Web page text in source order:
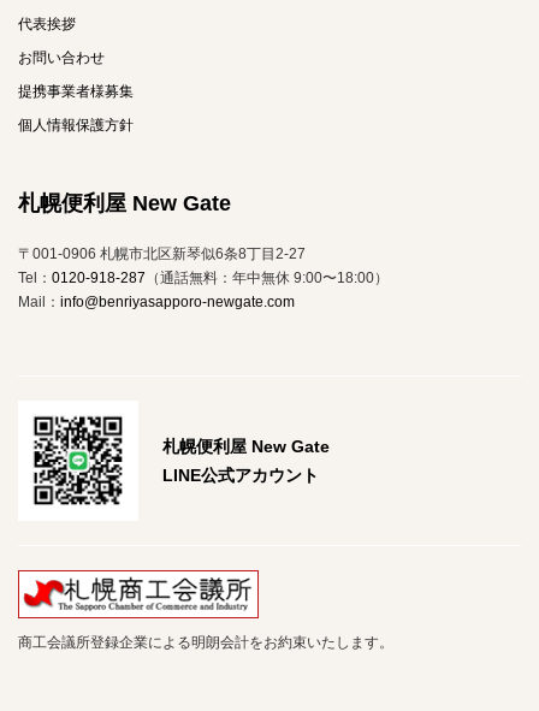
代表挨拶
お問い合わせ
提携事業者様募集
個人情報保護方針
札幌便利屋 New Gate
〒001-0906 札幌市北区新琴似6条8丁目2-27
Tel： 0120-918-287 （通話無料：年中無休 9:00〜18:00）
Mail： info@benriyasapporo-newgate.com
札幌便利屋 New Gate
LINE公式アカウント
商工会議所登録企業による明朗会計をお約束いたします。